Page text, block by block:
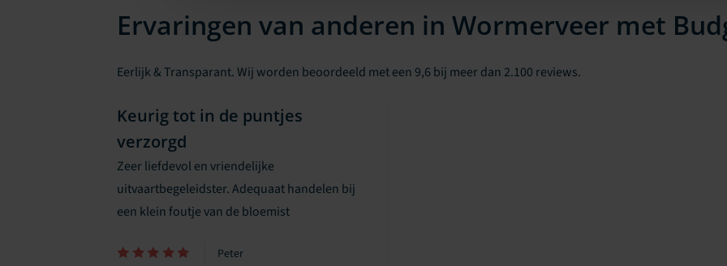
Ervaringen van anderen in Wormerveer met
Eerlijk & Transparant. Wij worden beoordeeld met een 9,6 bij meer dan 2.100 reviews.
Keurig tot in de puntjes
verzorgd
Zeer liefdevol en vriendelijke
uitvaartbegeleidster. Adequaat handelen bij
een klein foutje van de bloemist
Peter